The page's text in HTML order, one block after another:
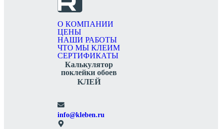
О КОМПАНИИ
ЦЕНЫ
НАШИ РАБОТЫ
ЧТО МЫ КЛЕИМ
СЕРТИФИКАТЫ
Калькулятор
поклейки обоев
KЛЕЙ
info@kleben.ru